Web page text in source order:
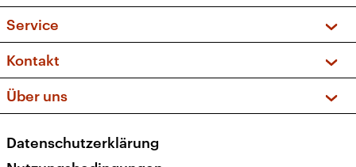
Sendungen und Podcasts
Musikliste
Kakadu – Das Kinderprogramm
Frequenzen (UKW + DAB+)
Service
FAQ
Apps
Newsletter
Veranstaltungen
Kontakt
Social Media
Über uns
Presse
Datenschutzerklärung